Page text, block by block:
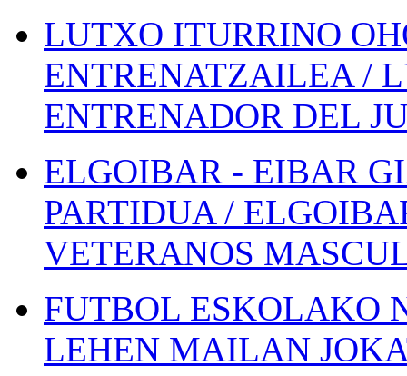
LUTXO ITURRINO
ENTRENATZAILEA /
ENTRENADOR DEL
ELGOIBAR - EIBAR
PARTIDUA /
VETERANOS
FUTBOL ESKOLAKO
LEHEN MAILAN